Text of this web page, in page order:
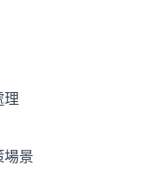
理
場景